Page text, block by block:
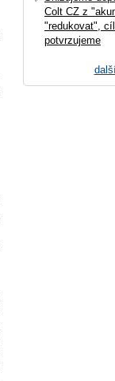
Colt CZ z
"redukovat",
potvrzujeme